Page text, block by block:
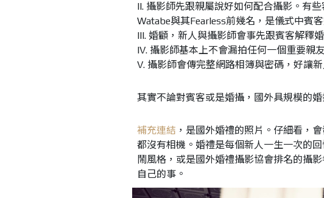
II. 攝影師先跟親屬說好如何配合攝影。有
Watabe與其Fearless前幾名，是儀式中賓
III. 婚顧，新人與攝影師會事先跟賓客解釋
IV. 攝影師基本上不會漏拍任何一個重要親
V. 攝影師會傳完整網路相簿與密碼，好讓
其實不論對賓客或是婚攝，國外具規模的
補充連結 ，是國外婚禮的照片。仔細看，
都沒有相機。婚禮是每個新人一生一次的
鬧風格，或是國外婚禮攝影協會排名的攝
自己的事。